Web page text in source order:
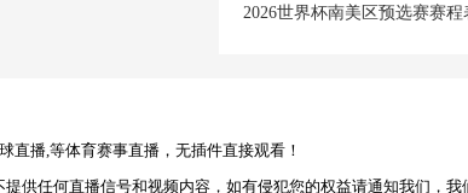
2026世界杯南美区预选赛赛程
直播,等体育赛事直播，无插件直接观看！
供任何直播信号和视频内容，如有侵犯您的权益请通知我们，我